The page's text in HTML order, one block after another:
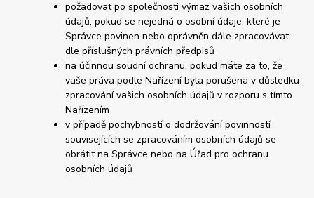
požadovat po společnosti výmaz vašich osobních
údajů, pokud se nejedná o osobní údaje, které je
Správce povinen nebo oprávněn dále zpracovávat
dle příslušných právních předpisů
na účinnou soudní ochranu, pokud máte za to, že
vaše práva podle Nařízení byla porušena v důsledku
zpracování vašich osobních údajů v rozporu s tímto
Nařízením
v případě pochybností o dodržování povinností
souvisejících se zpracováním osobních údajů se
obrátit na Správce nebo na Úřad pro ochranu
osobních údajů